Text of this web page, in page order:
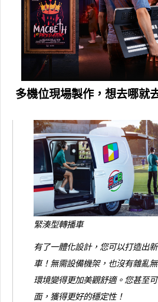
多機位現場製作，想去哪就
緊湊型轉播車
有了一體化設計，您可以打造出
車！無需設備機架，也沒有雜亂
環境變得更加美觀舒適。您甚至
面，獲得更好的穩定性！